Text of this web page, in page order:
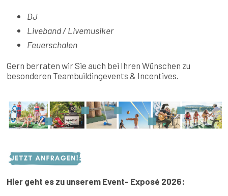
DJ
Liveband / Livemusiker
Feuerschalen
Gern berraten wir Sie auch bei Ihren Wünschen zu
besonderen Teambuildingevents & Incentives.
Hier geht es zu unserem Event- Exposé 2026: